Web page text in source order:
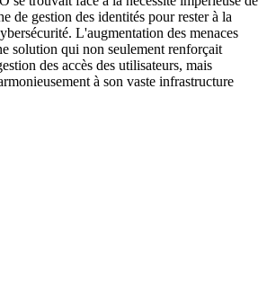
de gestion des identités pour rester à la
L'augmentation des menaces
solution qui non seulement renforçait
des accès des utilisateurs, mais
à son vaste infrastructure